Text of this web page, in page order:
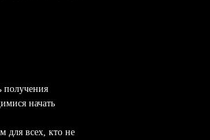
получения
начать
для всех, кто не